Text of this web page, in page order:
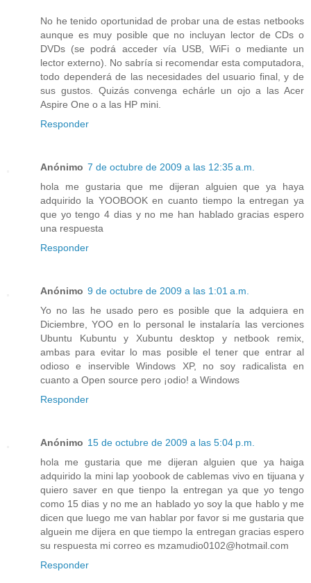
No he tenido oportunidad de probar una de estas netbooks
aunque es muy posible que no incluyan lector de CDs o
DVDs (se podrá acceder vía USB, WiFi o mediante un
lector externo). No sabría si recomendar esta computadora,
todo dependerá de las necesidades del usuario final, y de
sus gustos. Quizás convenga echárle un ojo a las Acer
Aspire One o a las HP mini.
Responder
Anónimo 7 de octubre de 2009 a las 12:35 a.m.
hola me gustaria que me dijeran alguien que ya haya
adquirido la YOOBOOK en cuanto tiempo la entregan ya
que yo tengo 4 dias y no me han hablado gracias espero
una respuesta
Responder
Anónimo 9 de octubre de 2009 a las 1:01 a.m.
Yo no las he usado pero es posible que la adquiera en
Diciembre, YOO en lo personal le instalaría las verciones
Ubuntu Kubuntu y Xubuntu desktop y netbook remix,
ambas para evitar lo mas posible el tener que entrar al
odioso e inservible Windows XP, no soy radicalista en
cuanto a Open source pero ¡odio! a Windows
Responder
Anónimo 15 de octubre de 2009 a las 5:04 p.m.
hola me gustaria que me dijeran alguien que ya haiga
adquirido la mini lap yoobook de cablemas vivo en tijuana y
quiero saver en que tienpo la entregan ya que yo tengo
como 15 dias y no me an hablado yo soy la que hablo y me
dicen que luego me van hablar por favor si me gustaria que
alguein me dijera en que tiempo la entregan gracias espero
su respuesta mi correo es mzamudio0102@hotmail.com
Responder